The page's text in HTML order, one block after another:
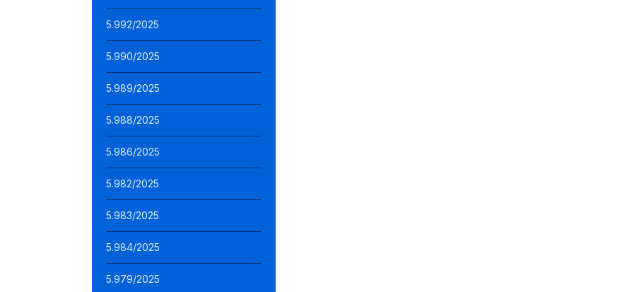
5.992/2025
5.990/2025
5.989/2025
5.988/2025
5.986/2025
5.982/2025
5.983/2025
5.984/2025
5.979/2025